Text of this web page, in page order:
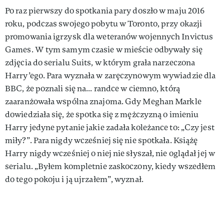
Po raz pierwszy do spotkania pary doszło w maju 2016
roku, podczas swojego pobytu w Toronto, przy okazji
promowania igrzysk dla weteranów wojennych Invictus
Games. W tym samym czasie w mieście odbywały się
zdjęcia do serialu Suits, w którym grała narzeczona
Harry’ego. Para wyznała w zaręczynowym wywiadzie dla
BBC, że poznali się na... randce w ciemno, którą
zaaranżowała wspólna znajoma. Gdy Meghan Markle
dowiedziała się, że spotka się z mężczyzną o imieniu
Harry jedyne pytanie jakie zadała koleżance to: „Czy jest
miły?”. Para nigdy wcześniej się nie spotkała. Książę
Harry nigdy wcześniej o niej nie słyszał, nie oglądał jej w
serialu. „Byłem kompletnie zaskoczony, kiedy wszedłem
do tego pokoju i ją ujrzałem”, wyznał.